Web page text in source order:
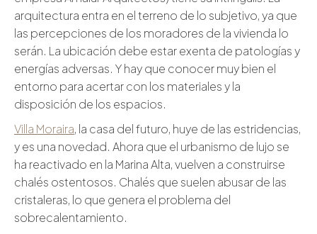
arquitectura entra en el terreno de lo subjetivo, ya que
las percepciones de los moradores de la vivienda lo
serán. La ubicación debe estar exenta de patologías y
energías adversas. Y hay que conocer muy bien el
entorno para acertar con los materiales y la
disposición de los espacios.
Villa Moraira, la casa del futuro, huye de las estridencias,
y es una novedad. Ahora que el urbanismo de lujo se
ha reactivado en la Marina Alta, vuelven a construirse
chalés ostentosos. Chalés que suelen abusar de las
cristaleras, lo que genera el problema del
sobrecalentamiento.